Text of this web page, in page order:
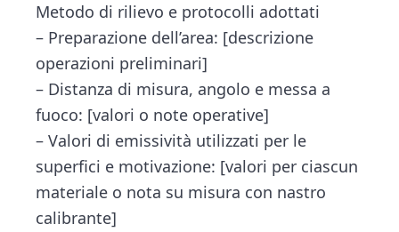
Metodo di rilievo e protocolli adottati
– Preparazione dell’area: [descrizione
operazioni preliminari]
– Distanza di misura, angolo e messa a
fuoco: [valori o note operative]
– Valori di emissività utilizzati per le
superfici e motivazione: [valori per ciascun
materiale o nota su misura con nastro
calibrante]